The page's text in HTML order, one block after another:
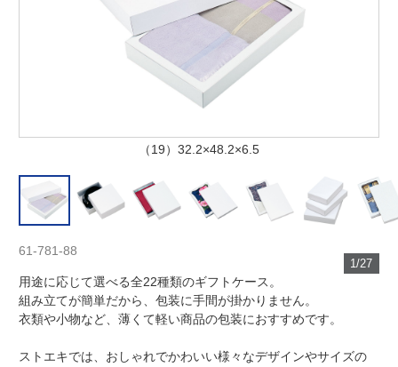
（19）32.2×48.2×6.5
1/27
61-781-88
用途に応じて選べる全22種類のギフトケース。
組み立てが簡単だから、包装に手間が掛かりません。
衣類や小物など、薄くて軽い商品の包装におすすめです。
ストエキでは、おしゃれでかわいい様々なデザインやサイズの